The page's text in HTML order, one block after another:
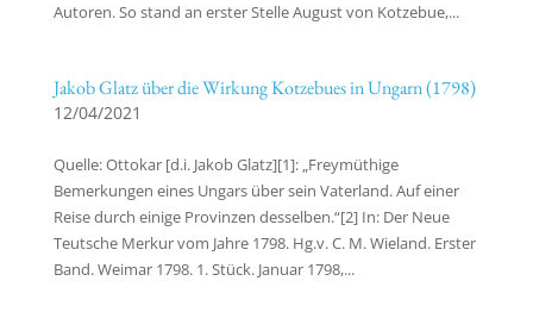
Autoren. So stand an erster Stelle August von Kotzebue,...
Jakob Glatz über die Wirkung Kotzebues in Ungarn (1798)
12/04/2021
Quelle: Ottokar [d.i. Jakob Glatz][1]: „Freymüthige
Bemerkungen eines Ungars über sein Vaterland. Auf einer
Reise durch einige Provinzen desselben.“[2] In: Der Neue
Teutsche Merkur vom Jahre 1798. Hg.v. C. M. Wieland. Erster
Band. Weimar 1798. 1. Stück. Januar 1798,...